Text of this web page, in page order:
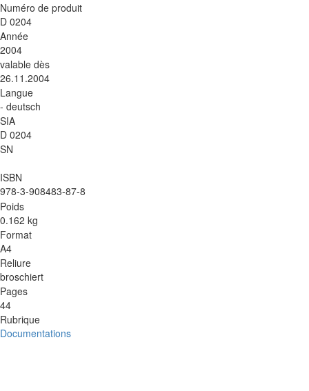
Numéro de produit
D 0204
Année
2004
valable dès
26.11.2004
Langue
- deutsch
SIA
D 0204
SN
ISBN
978-3-908483-87-8
Poids
0.162 kg
Format
A4
Reliure
broschiert
Pages
44
Rubrique
Documentations